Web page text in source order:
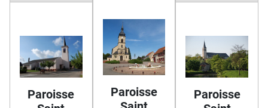
Paroisse
Paroisse
Paroisse